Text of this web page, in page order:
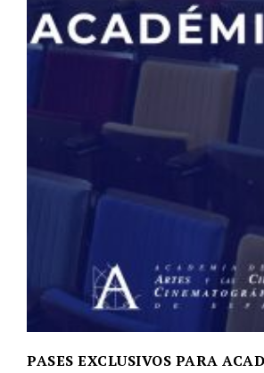
PASES EXCLUSIVOS PARA